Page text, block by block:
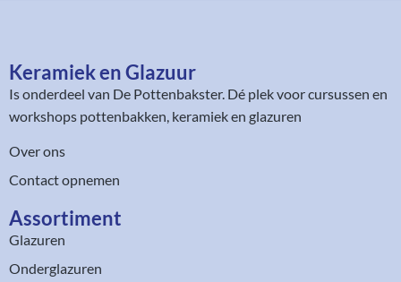
Keramiek en Glazuur​
Is onderdeel van De Pottenbakster. Dé plek voor cursussen en
workshops pottenbakken, keramiek en glazuren
Over ons
Contact opnemen
Assortiment​
Glazuren
Onderglazuren